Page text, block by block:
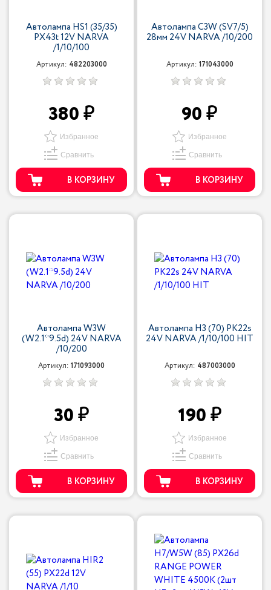
Автолампа HS1 (35/35)
PX43t 12V NARVA
/1/10/100
Артикул: 482203000
380
Избранное
Сравнить
В КОРЗИНУ
Автолампа C3W (SV7/5)
28мм 24V NARVA /10/200
Артикул: 171043000
90
Избранное
Сравнить
В КОРЗИНУ
Автолампа W3W
(W2.1*9.5d) 24V NARVA
/10/200
Артикул: 171093000
30
Избранное
Сравнить
В КОРЗИНУ
Автолампа H3 (70) PK22s
24V NARVA /1/10/100 HIT
Артикул: 487003000
190
Избранное
Сравнить
В КОРЗИНУ